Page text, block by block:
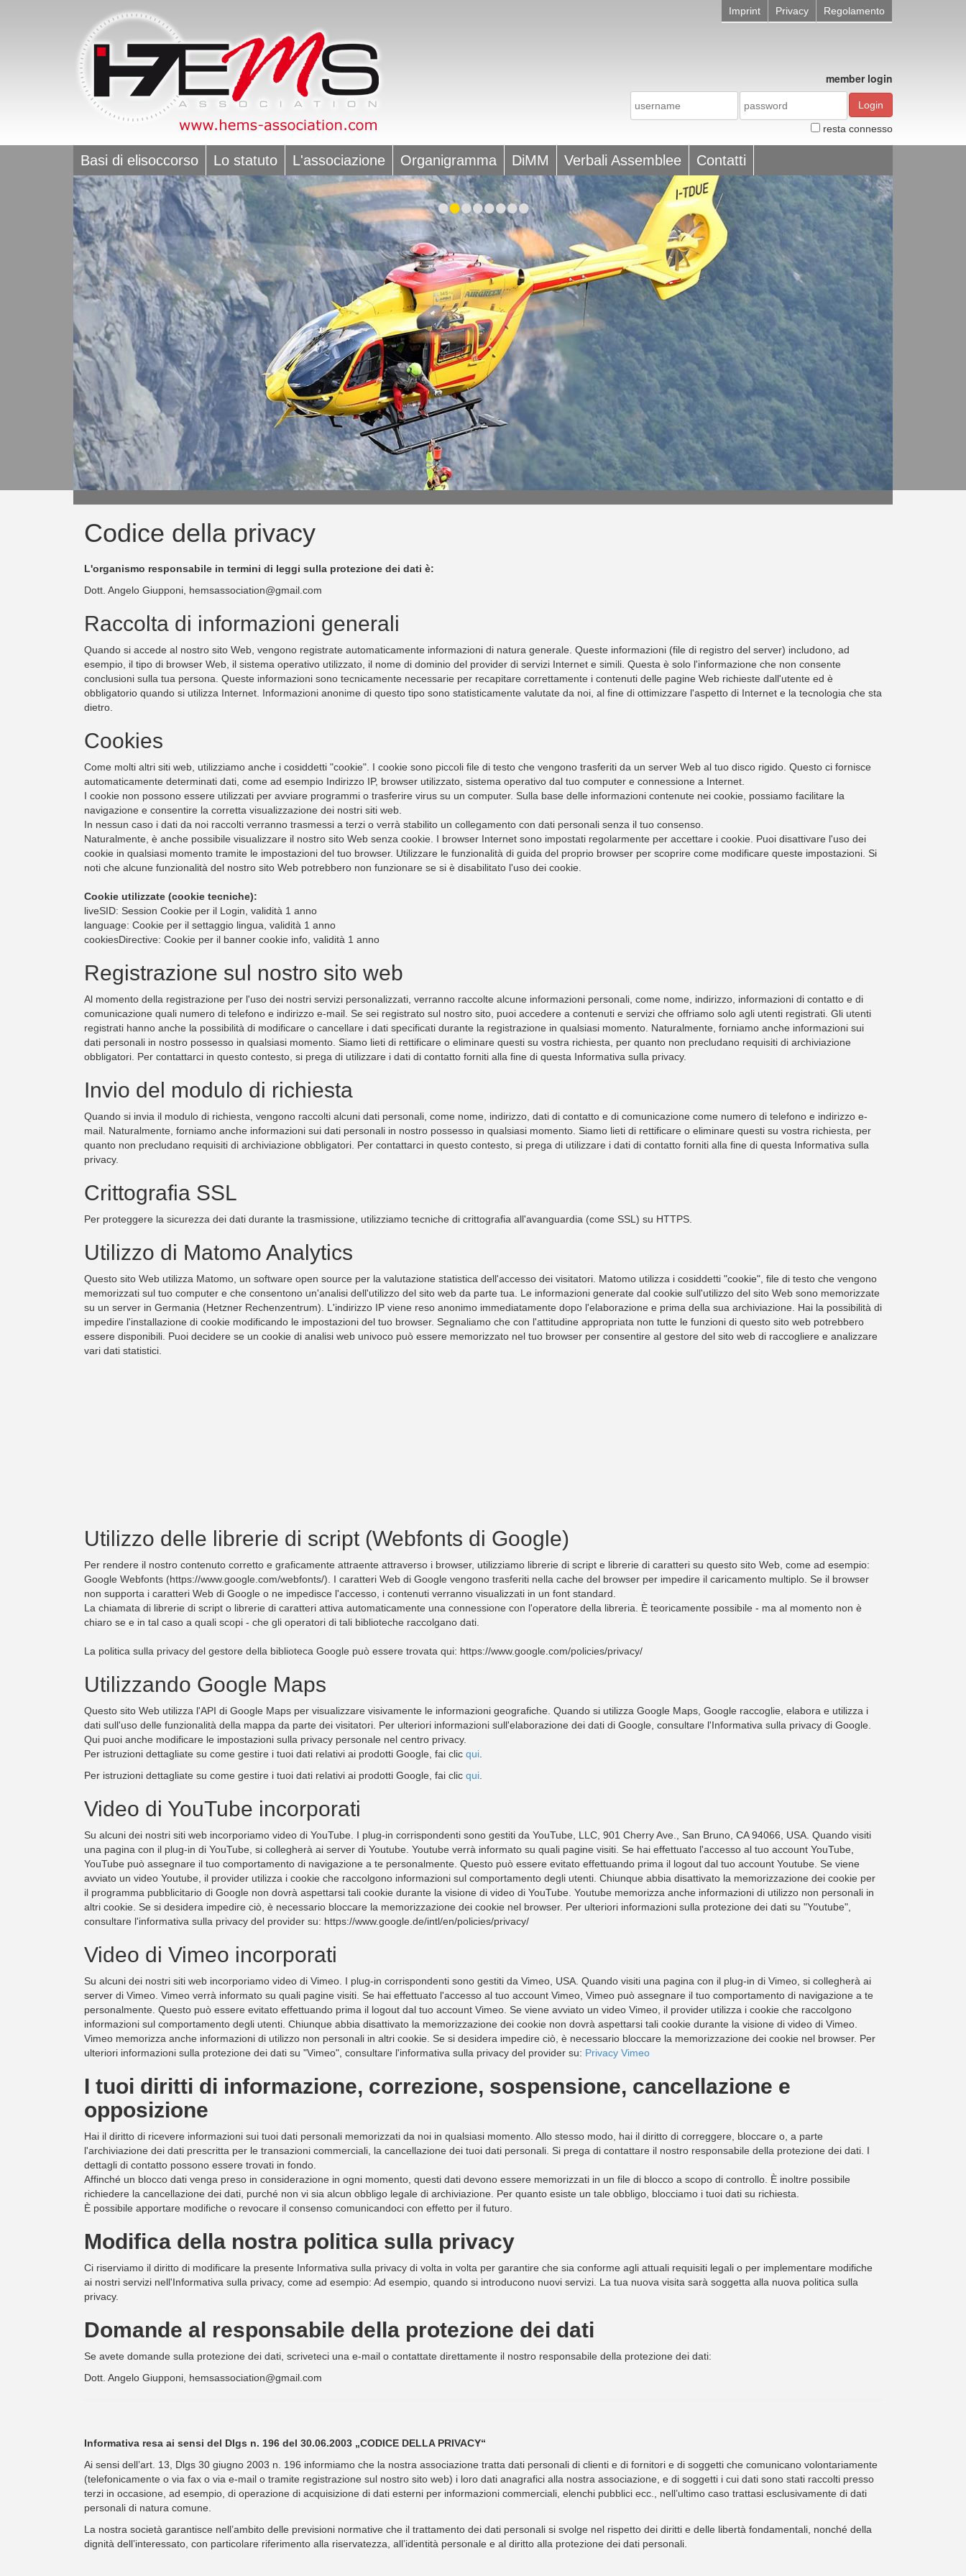
Imprint Privacy Regolamento
member login
Login
resta connesso
Basi di elisoccorso Lo statuto L'associazione Organigramma DiMM Verbali Assemblee Contatti
••••••••
Codice della privacy
L'organismo responsabile in termini di leggi sulla protezione dei dati è:
Dott. Angelo Giupponi, hemsassociation@gmail.com
Raccolta di informazioni generali
Quando si accede al nostro sito Web, vengono registrate automaticamente informazioni di natura generale. Queste informazioni (file di registro del server) includono, ad
esempio, il tipo di browser Web, il sistema operativo utilizzato, il nome di dominio del provider di servizi Internet e simili. Questa è solo l'informazione che non consente
conclusioni sulla tua persona. Queste informazioni sono tecnicamente necessarie per recapitare correttamente i contenuti delle pagine Web richieste dall'utente ed è
obbligatorio quando si utilizza Internet. Informazioni anonime di questo tipo sono statisticamente valutate da noi, al fine di ottimizzare l'aspetto di Internet e la tecnologia che sta
dietro.
Cookies
Come molti altri siti web, utilizziamo anche i cosiddetti "cookie". I cookie sono piccoli file di testo che vengono trasferiti da un server Web al tuo disco rigido. Questo ci fornisce
automaticamente determinati dati, come ad esempio Indirizzo IP, browser utilizzato, sistema operativo dal tuo computer e connessione a Internet.
I cookie non possono essere utilizzati per avviare programmi o trasferire virus su un computer. Sulla base delle informazioni contenute nei cookie, possiamo facilitare la
navigazione e consentire la corretta visualizzazione dei nostri siti web.
In nessun caso i dati da noi raccolti verranno trasmessi a terzi o verrà stabilito un collegamento con dati personali senza il tuo consenso.
Naturalmente, è anche possibile visualizzare il nostro sito Web senza cookie. I browser Internet sono impostati regolarmente per accettare i cookie. Puoi disattivare l'uso dei
cookie in qualsiasi momento tramite le impostazioni del tuo browser. Utilizzare le funzionalità di guida del proprio browser per scoprire come modificare queste impostazioni. Si
noti che alcune funzionalità del nostro sito Web potrebbero non funzionare se si è disabilitato l'uso dei cookie.
Cookie utilizzate (cookie tecniche):
liveSID: Session Cookie per il Login, validità 1 anno
language: Cookie per il settaggio lingua, validità 1 anno
cookiesDirective: Cookie per il banner cookie info, validità 1 anno
Registrazione sul nostro sito web
Al momento della registrazione per l'uso dei nostri servizi personalizzati, verranno raccolte alcune informazioni personali, come nome, indirizzo, informazioni di contatto e di
comunicazione quali numero di telefono e indirizzo e-mail. Se sei registrato sul nostro sito, puoi accedere a contenuti e servizi che offriamo solo agli utenti registrati. Gli utenti
registrati hanno anche la possibilità di modificare o cancellare i dati specificati durante la registrazione in qualsiasi momento. Naturalmente, forniamo anche informazioni sui
dati personali in nostro possesso in qualsiasi momento. Siamo lieti di rettificare o eliminare questi su vostra richiesta, per quanto non precludano requisiti di archiviazione
obbligatori. Per contattarci in questo contesto, si prega di utilizzare i dati di contatto forniti alla fine di questa Informativa sulla privacy.
Invio del modulo di richiesta
Quando si invia il modulo di richiesta, vengono raccolti alcuni dati personali, come nome, indirizzo, dati di contatto e di comunicazione come numero di telefono e indirizzo e-
mail. Naturalmente, forniamo anche informazioni sui dati personali in nostro possesso in qualsiasi momento. Siamo lieti di rettificare o eliminare questi su vostra richiesta, per
quanto non precludano requisiti di archiviazione obbligatori. Per contattarci in questo contesto, si prega di utilizzare i dati di contatto forniti alla fine di questa Informativa sulla
privacy.
Crittografia SSL
Per proteggere la sicurezza dei dati durante la trasmissione, utilizziamo tecniche di crittografia all'avanguardia (come SSL) su HTTPS.
Utilizzo di Matomo Analytics
Questo sito Web utilizza Matomo, un software open source per la valutazione statistica dell'accesso dei visitatori. Matomo utilizza i cosiddetti "cookie", file di testo che vengono
memorizzati sul tuo computer e che consentono un'analisi dell'utilizzo del sito web da parte tua. Le informazioni generate dal cookie sull'utilizzo del sito Web sono memorizzate
su un server in Germania (Hetzner Rechenzentrum). L'indirizzo IP viene reso anonimo immediatamente dopo l'elaborazione e prima della sua archiviazione. Hai la possibilità di
impedire l'installazione di cookie modificando le impostazioni del tuo browser. Segnaliamo che con l'attitudine appropriata non tutte le funzioni di questo sito web potrebbero
essere disponibili. Puoi decidere se un cookie di analisi web univoco può essere memorizzato nel tuo browser per consentire al gestore del sito web di raccogliere e analizzare
vari dati statistici.
Utilizzo delle librerie di script (Webfonts di Google)
Per rendere il nostro contenuto corretto e graficamente attraente attraverso i browser, utilizziamo librerie di script e librerie di caratteri su questo sito Web, come ad esempio:
Google Webfonts (https://www.google.com/webfonts/). I caratteri Web di Google vengono trasferiti nella cache del browser per impedire il caricamento multiplo. Se il browser
non supporta i caratteri Web di Google o ne impedisce l'accesso, i contenuti verranno visualizzati in un font standard.
La chiamata di librerie di script o librerie di caratteri attiva automaticamente una connessione con l'operatore della libreria. È teoricamente possibile - ma al momento non è
chiaro se e in tal caso a quali scopi - che gli operatori di tali biblioteche raccolgano dati.
La politica sulla privacy del gestore della biblioteca Google può essere trovata qui: https://www.google.com/policies/privacy/
Utilizzando Google Maps
Questo sito Web utilizza l'API di Google Maps per visualizzare visivamente le informazioni geografiche. Quando si utilizza Google Maps, Google raccoglie, elabora e utilizza i
dati sull'uso delle funzionalità della mappa da parte dei visitatori. Per ulteriori informazioni sull'elaborazione dei dati di Google, consultare l'Informativa sulla privacy di Google.
Qui puoi anche modificare le impostazioni sulla privacy personale nel centro privacy.
Per istruzioni dettagliate su come gestire i tuoi dati relativi ai prodotti Google, fai clic qui
Per istruzioni dettagliate su come gestire i tuoi dati relativi ai prodotti Google, fai clic qui
Video di YouTube incorporati
Su alcuni dei nostri siti web incorporiamo video di YouTube. I plug-in corrispondenti sono gestiti da YouTube, LLC, 901 Cherry Ave., San Bruno, CA 94066, USA. Quando visiti
una pagina con il plug-in di YouTube, si collegherà ai server di Youtube. Youtube verrà informato su quali pagine visiti. Se hai effettuato l'accesso al tuo account YouTube,
YouTube può assegnare il tuo comportamento di navigazione a te personalmente. Questo può essere evitato effettuando prima il logout dal tuo account Youtube. Se viene
avviato un video Youtube, il provider utilizza i cookie che raccolgono informazioni sul comportamento degli utenti. Chiunque abbia disattivato la memorizzazione dei cookie per
il programma pubblicitario di Google non dovrà aspettarsi tali cookie durante la visione di video di YouTube. Youtube memorizza anche informazioni di utilizzo non personali in
altri cookie. Se si desidera impedire ciò, è necessario bloccare la memorizzazione dei cookie nel browser. Per ulteriori informazioni sulla protezione dei dati su "Youtube",
consultare l'informativa sulla privacy del provider su: https://www.google.de/intl/en/policies/privacy/
Video di Vimeo incorporati
Su alcuni dei nostri siti web incorporiamo video di Vimeo. I plug-in corrispondenti sono gestiti da Vimeo, USA. Quando visiti una pagina con il plug-in di Vimeo, si collegherà ai
server di Vimeo. Vimeo verrà informato su quali pagine visiti. Se hai effettuato l'accesso al tuo account Vimeo, Vimeo può assegnare il tuo comportamento di navigazione a te
personalmente. Questo può essere evitato effettuando prima il logout dal tuo account Vimeo. Se viene avviato un video Vimeo, il provider utilizza i cookie che raccolgono
informazioni sul comportamento degli utenti. Chiunque abbia disattivato la memorizzazione dei cookie non dovrà aspettarsi tali cookie durante la visione di video di Vimeo.
Vimeo memorizza anche informazioni di utilizzo non personali in altri cookie. Se si desidera impedire ciò, è necessario bloccare la memorizzazione dei cookie nel browser. Per
ulteriori informazioni sulla protezione dei dati su "Vimeo", consultare l'informativa sulla privacy del provider su: Privacy Vimeo
I tuoi diritti di informazione, correzione, sospensione, cancellazione e
opposizione
Hai il diritto di ricevere informazioni sui tuoi dati personali memorizzati da noi in qualsiasi momento. Allo stesso modo, hai il diritto di correggere, bloccare o, a parte
l'archiviazione dei dati prescritta per le transazioni commerciali, la cancellazione dei tuoi dati personali. Si prega di contattare il nostro responsabile della protezione dei dati. I
dettagli di contatto possono essere trovati in fondo.
Affinché un blocco dati venga preso in considerazione in ogni momento, questi dati devono essere memorizzati in un file di blocco a scopo di controllo. È inoltre possibile
richiedere la cancellazione dei dati, purché non vi sia alcun obbligo legale di archiviazione. Per quanto esiste un tale obbligo, blocciamo i tuoi dati su richiesta.
È possibile apportare modifiche o revocare il consenso comunicandoci con effetto per il futuro.
Modifica della nostra politica sulla privacy
Ci riserviamo il diritto di modificare la presente Informativa sulla privacy di volta in volta per garantire che sia conforme agli attuali requisiti legali o per implementare modifiche
ai nostri servizi nell'Informativa sulla privacy, come ad esempio: Ad esempio, quando si introducono nuovi servizi. La tua nuova visita sarà soggetta alla nuova politica sulla
privacy.
Domande al responsabile della protezione dei dati
Se avete domande sulla protezione dei dati, scriveteci una e-mail o contattate direttamente il nostro responsabile della protezione dei dati:
Dott. Angelo Giupponi, hemsassociation@gmail.com
Informativa resa ai sensi del Dlgs n. 196 del 30.06.2003 „CODICE DELLA PRIVACY“
Ai sensi dell’art. 13, Dlgs 30 giugno 2003 n. 196 informiamo che la nostra associazione tratta dati personali di clienti e di fornitori e di soggetti che comunicano volontariamente
(telefonicamente o via fax o via e-mail o tramite registrazione sul nostro sito web) i loro dati anagrafici alla nostra associazione, e di soggetti i cui dati sono stati raccolti presso
terzi in occasione, ad esempio, di operazione di acquisizione di dati esterni per informazioni commerciali, elenchi pubblici ecc., nell’ultimo caso trattasi esclusivamente di dati
personali di natura comune.
La nostra società garantisce nell’ambito delle previsioni normative che il trattamento dei dati personali si svolge nel rispetto dei diritti e delle libertà fondamentali, nonché della
dignità dell’interessato, con particolare riferimento alla riservatezza, all’identità personale e al diritto alla protezione dei dati personali.